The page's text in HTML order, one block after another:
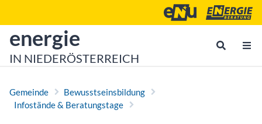
Energie- und
zur Startseite von
energie
IN NIEDERÖSTERREICH
Gemeinde
Bewusstseinsbildung
Infostände & Beratungstage